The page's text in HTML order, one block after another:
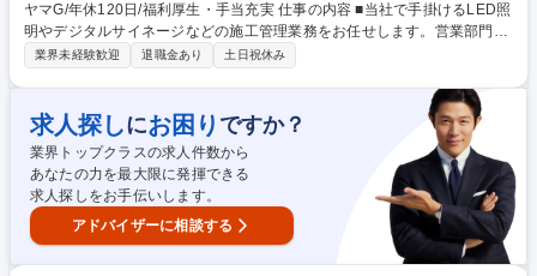
ヤマG/年休120日/福利厚生・手当充実 仕事の内容 ■当社で手掛けるLED照
明やデジタルサイネージなどの施工管理業務をお任せします。営業部門と
連携し、多様な案件を担当します。商業施設やオフィス、工場、ホテルな
成と調整：工事のスケジュール、予算、資材、人員配置などを計画しま
す。施主や社内の営業部門と連携し、工期内に工事が完了できるよう対応
いただきます。■現場管理：現場で施工管理を実施いただき、計画通りに
進行しているか確認します。■材料発注・協力業者手配：受注案件ごとに
在庫管理・物流部門と連携し、社内で商品の手配を行います。協力業者へ
の発注・調整も担当いただきます。 募集職種 【神戸/電気施工管理】アイ
リスオーヤマG/年休120日/福利厚生・手当充実
業界未経験歓迎 退職金あり 土日祝休み
求人探しにお困り ですか？
業界トップクラスの求人件数から
あなたの力を最大限に発揮できる
求人探しをお手伝いします。
アドバイザーに相談する